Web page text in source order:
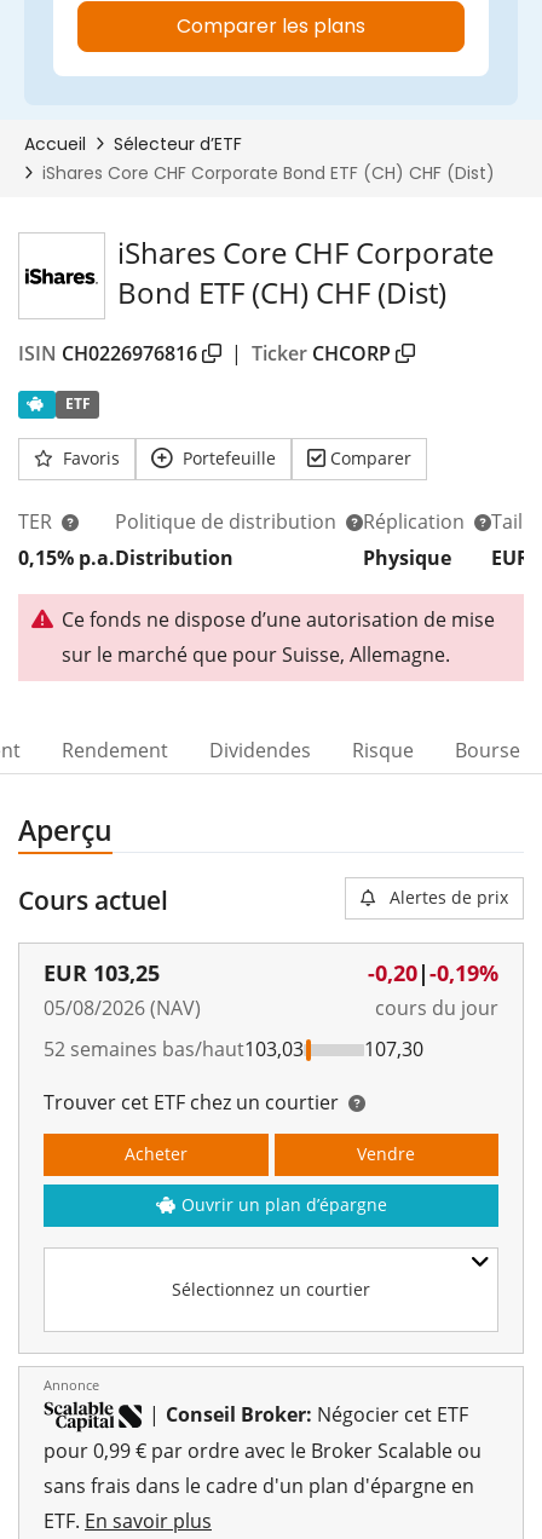
iShares Core CHF Corporate
Bond ETF (CH) CHF (Dist)
ISIN CH0226976816 | Ticker CHCORP
ETF
Favoris Portefeuille Comparer
TER
0,15% p.a.
Politique de distribution
Distribution
Réplication
Physique
EUR
Ce fonds ne dispose d’une autorisation de mise
sur le marché que pour Suisse, Allemagne.
Rendement Dividendes Risque Bourse
Aperçu
Cours actuel Alertes de prix
EUR 103,25
05/08/2026 (NAV)
-0,20|-0,19%
cours du jour
52 semaines bas/haut103,03
107,30
Trouver cet ETF chez un courtier
Sélectionnez un courtier
Acheter Vendre
Ouvrir un plan d’épargne
Annonce
| Conseil Broker: Négocier cet ETF
pour 0,99 € par ordre avec le Broker Scalable ou
sans frais dans le cadre d'un plan d'épargne en
ETF. En savoir plus